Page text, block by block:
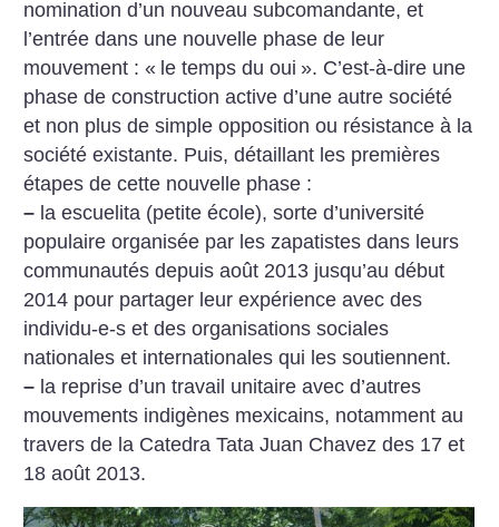
nomination d’un nouveau subcomandante, et
l’entrée dans une nouvelle phase de leur
mouvement : « le temps du oui ». C’est-à-dire une
phase de construction active d’une autre société
et non plus de simple opposition ou résistance à la
société existante. Puis, détaillant les premières
étapes de cette nouvelle phase :
– la escuelita (petite école), sorte d’université
populaire organisée par les zapatistes dans leurs
communautés depuis août 2013 jusqu’au début
2014 pour partager leur expérience avec des
individu-e-s et des organisations sociales
nationales et internationales qui les soutiennent.
– la reprise d’un travail unitaire avec d’autres
mouvements indigènes mexicains, notamment au
travers de la Catedra Tata Juan Chavez des 17 et
18 août 2013.